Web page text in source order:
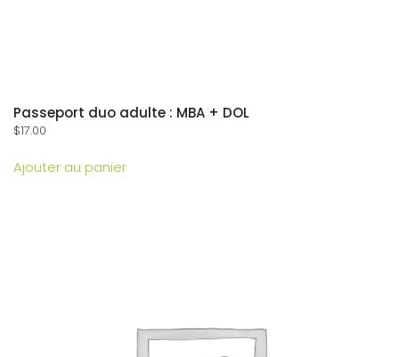
Passeport duo adulte : MBA + DOL
$17.00
Ajouter au panier